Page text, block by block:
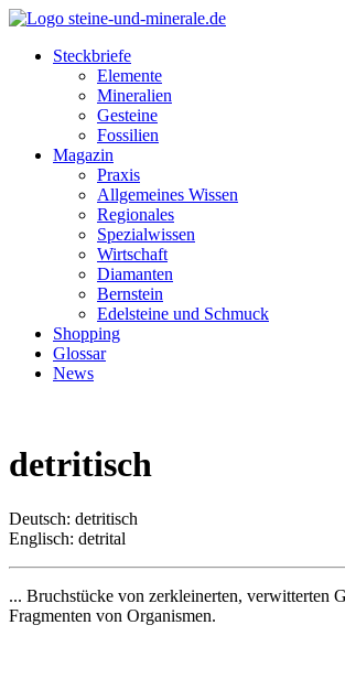
Steckbriefe
Elemente
Mineralien
Gesteine
Fossilien
Magazin
Praxis
Allgemeines Wissen
Regionales
Spezialwissen
Wirtschaft
Diamanten
Bernstein
Edelsteine und Schmuck
Shopping
Glossar
News
detritisch
Deutsch: detritisch
Englisch: detrital
... Bruchstücke von zerkleinerten, verwitterten
Fragmenten von Organismen.